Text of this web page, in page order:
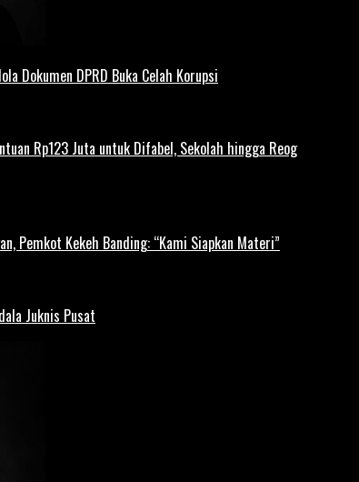
Dokumen DPRD Buka Celah Korupsi
Rp123 Juta untuk Difabel, Sekolah hingga Reog
Pemkot Kekeh Banding: “Kami Siapkan Materi”
Juknis Pusat